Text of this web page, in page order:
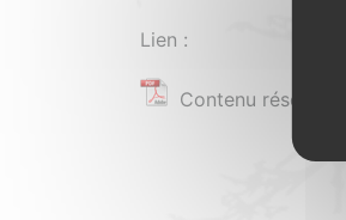
Lien :
Contenu réservé